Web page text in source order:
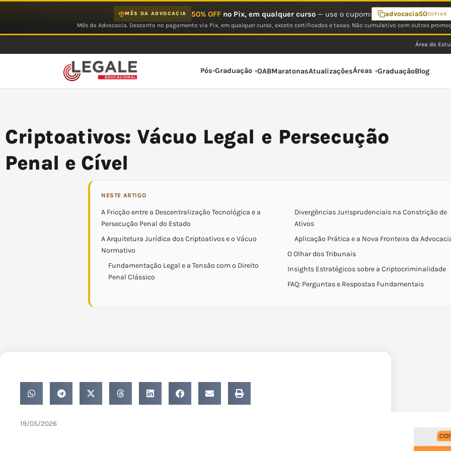
MÊS DA ADVOCACIA 50% OFFno Pix, em qualquer curso— use o cupom: advocacia50COPIAR
Mês da Advocacia. Desconto no pagamento via Pix, em qualquer curso, exceto certificados e taxas. Não cumulativo com outras
Área do
Pós-Graduação OABMaratonasAtualizaçõesÁreas GraduaçãoBlog
Criptoativos: Vácuo Legal e Persecução
Penal e Cível
NESTE ARTIGO
A Fricção entre a Descentralização Tecnológica e a
Persecução Penal do Estado
A Arquitetura Jurídica dos Criptoativos e o Vácuo
Normativo
Fundamentação Legal e a Tensão com o Direito
Penal Clássico
Divergências Jurisprudenciais na Constrição de
Ativos
Aplicação Prática e a Nova Fronteira da
O Olhar dos Tribunais
Insights Estratégicos sobre a Criptocriminalidade
FAQ: Perguntas e Respostas Fundamentais
19/05/2026